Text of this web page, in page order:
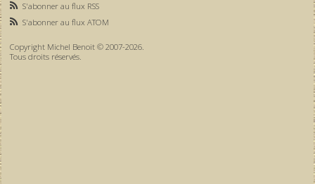
S'abonner au flux RSS
S'abonner au flux ATOM
Copyright Michel Benoit © 2007-2026.
Tous droits réservés.